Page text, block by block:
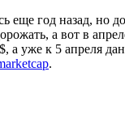
еще год назад, но
а вот в
а уже к 5 апреля
.